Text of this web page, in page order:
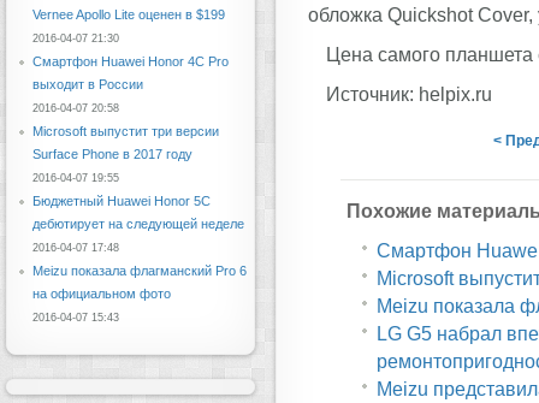
обложка Quickshot
Цена самого планшета
Источник: helpix.ru
<
Похожие
Смартфон
Microsoft
Meizu показала
LG G5 набрал
Meizu
Vernee Apollo Lite оценен в $199
2016-04-07 21:30
Смартфон Huawei Honor 4C Pro
выходит в России
2016-04-07 20:58
Microsoft выпустит три версии
Surface Phone в 2017 году
2016-04-07 19:55
Бюджетный Huawei Honor 5C
дебютирует на следующей неделе
2016-04-07 17:48
Meizu показала флагманский Pro 6
на официальном фото
2016-04-07 15:43